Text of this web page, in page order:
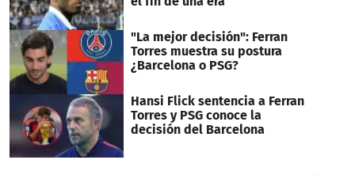
"La mejor decisión": Ferran
Torres muestra su postura
¿Barcelona o PSG?
Hansi Flick sentencia a Ferran
Torres y PSG conoce la
decisión del Barcelona